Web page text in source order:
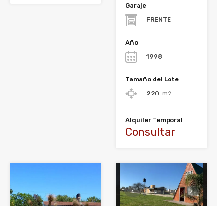
Garaje
FRENTE
Año
1998
Tamaño del Lote
220 m2
Alquiler Temporal
Consultar